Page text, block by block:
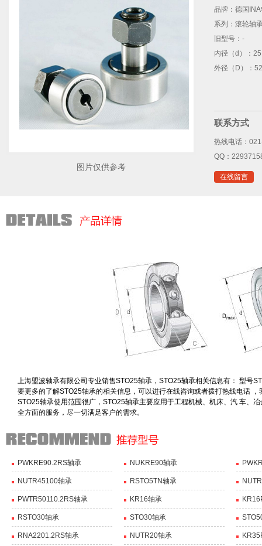
图片仅供参考
品牌： 德国
系列： 滚轮轴
旧型号： -
内径（d）：
外径（D）：
联系方式
热线电话：
QQ：
在线留言
上海盟波轴承有限公司专业销售STO25轴承，STO25轴承相关信息有： 型号
要更多的了解STO25轴承的相关信息，可以进行在线咨询或者拨打热线电话 ，
STO25轴承使用范围很广，STO25轴承主要应用于工程机械、机床、汽 车、
全方面的服务，尽一切满足客户的需求。
PWKRE90.2RS轴承 NUKRE90轴承
NUTR45100轴承 RSTO5TN轴承
PWTR50110.2RS轴承 KR16轴承
RSTO30轴承 STO30轴承
RNA2201.2RS轴承 NUTR20轴承